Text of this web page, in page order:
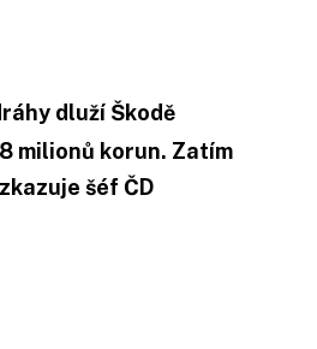
dluží Škodě
milionů korun. Zatím
šéf ČD